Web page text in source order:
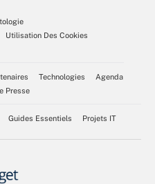
Utilisation Des Cookies
Technologies
Agenda
Presse
Guides Essentiels Projets IT